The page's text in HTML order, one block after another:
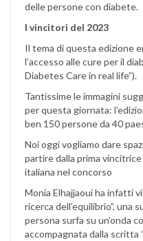
delle persone con diabete.
I vincitori del 2023
Il tema di questa edizione
l’accesso alle cure per il
Diabetes Care in real life”).
Tantissime le immagini
per questa giornata:
ben 150 persone da 40
Noi oggi vogliamo dare
partire dalla prima
italiana nel concorso
Monia Elhajjaoui ha infatti
ricerca dell’equilibrio”, una
persona surfa su un’onda
accompagnata dalla